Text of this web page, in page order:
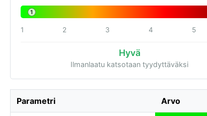
1
1 2 3 4 5
Hyvä
Ilmanlaatu katsotaan tyydyttäväksi
Parametri Arvo